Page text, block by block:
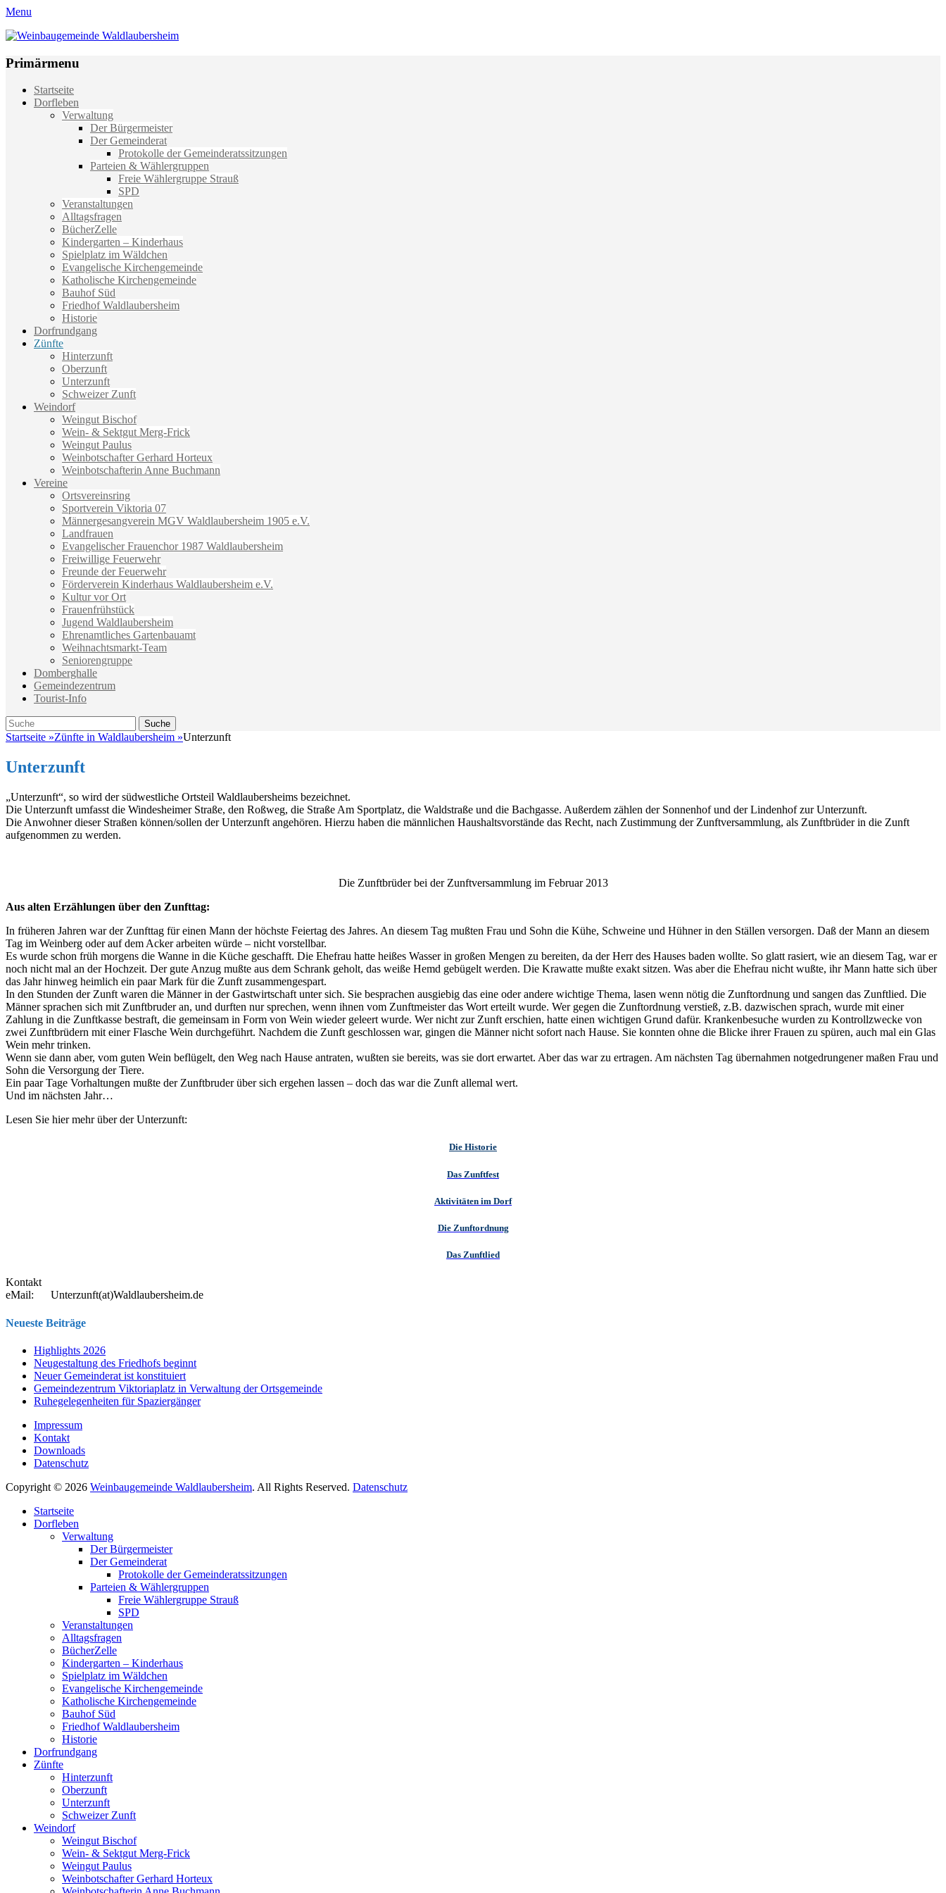
Menu
Weinbaugemeinde Waldlaubersheim
Primärmenu
Weiter
zum
Startseite
Dorfleben
Verwaltung
Der Bürgermeister
Der Gemeinderat
Protokolle der Gemeinderatssitzungen
Parteien & Wählergruppen
Freie Wählergruppe Strauß
SPD
Veranstaltungen
Alltagsfragen
BücherZelle
Kindergarten – Kinderhaus
Spielplatz im Wäldchen
Evangelische Kirchengemeinde
Katholische Kirchengemeinde
Bauhof Süd
Friedhof Waldlaubersheim
Historie
Dorfrundgang
Zünfte
Hinterzunft
Oberzunft
Unterzunft
Schweizer Zunft
Weindorf
Weingut Bischof
Wein- & Sektgut Merg-Frick
Weingut Paulus
Weinbotschafter Gerhard Horteux
Weinbotschafterin Anne Buchmann
Vereine
Ortsvereinsring
Sportverein Viktoria 07
Männergesangverein MGV Waldlaubersheim 1905 e.V.
Landfrauen
Evangelischer Frauenchor 1987 Waldlaubersheim
Freiwillige Feuerwehr
Freunde der Feuerwehr
Förderverein Kinderhaus Waldlaubersheim e.V.
Kultur vor Ort
Frauenfrühstück
Jugend Waldlaubersheim
Ehrenamtliches Gartenbauamt
Weihnachtsmarkt-Team
Seniorengruppe
Domberghalle
Gemeindezentrum
Tourist-Info
Suche
Suche
nach:
Startseite »Zünfte in Waldlaubersheim »Unterzunft
Unterzunft
„Unterzunft“, so wird der südwestliche Ortsteil Waldlaubersheims bezeichnet.
Die Unterzunft umfasst die Windesheimer Straße, den Roßweg, die Straße Am Sportplatz, die Waldstraße und die Bachgasse. Außerdem zählen der Sonnenhof und der Lindenhof zur Unterzunft.
Die Anwohner dieser Straßen können/sollen der Unterzunft angehören. Hierzu haben die männlichen Haushaltsvorstände das Recht, nach Zustimmung der Zunftversammlung, als Zunftbrüder in die Zunft
aufgenommen zu werden.
Die Zunftbrüder bei der Zunftversammlung im Februar 2013
Aus alten Erzählungen über den Zunfttag:
In früheren Jahren war der Zunfttag für einen Mann der höchste Feiertag des Jahres. An diesem Tag mußten Frau und Sohn die Kühe, Schweine und Hühner in den Ställen versorgen. Daß der Mann an diesem
Tag im Weinberg oder auf dem Acker arbeiten würde – nicht vorstellbar.
Es wurde schon früh morgens die Wanne in die Küche geschafft. Die Ehefrau hatte heißes Wasser in großen Mengen zu bereiten, da der Herr des Hauses baden wollte. So glatt rasiert, wie an diesem Tag, war er
noch nicht mal an der Hochzeit. Der gute Anzug mußte aus dem Schrank geholt, das weiße Hemd gebügelt werden. Die Krawatte mußte exakt sitzen. Was aber die Ehefrau nicht wußte, ihr Mann hatte sich über
das Jahr hinweg heimlich ein paar Mark für die Zunft zusammengespart.
In den Stunden der Zunft waren die Männer in der Gastwirtschaft unter sich. Sie besprachen ausgiebig das eine oder andere wichtige Thema, lasen wenn nötig die Zunftordnung und sangen das Zunftlied. Die
Männer sprachen sich mit Zunftbruder an, und durften nur sprechen, wenn ihnen vom Zunftmeister das Wort erteilt wurde. Wer gegen die Zunftordnung verstieß, z.B. dazwischen sprach, wurde mit einer
Zahlung in die Zunftkasse bestraft, die gemeinsam in Form von Wein wieder geleert wurde. Wer nicht zur Zunft erschien, hatte einen wichtigen Grund dafür. Krankenbesuche wurden zu Kontrollzwecke von
zwei Zunftbrüdern mit einer Flasche Wein durchgeführt. Nachdem die Zunft geschlossen war, gingen die Männer nicht sofort nach Hause. Sie konnten ohne die Blicke ihrer Frauen zu spüren, auch mal ein Glas
Wein mehr trinken.
Wenn sie dann aber, vom guten Wein beflügelt, den Weg nach Hause antraten, wußten sie bereits, was sie dort erwartet. Aber das war zu ertragen. Am nächsten Tag übernahmen notgedrungener maßen Frau und
Sohn die Versorgung der Tiere.
Ein paar Tage Vorhaltungen mußte der Zunftbruder über sich ergehen lassen – doch das war die Zunft allemal wert.
Und im nächsten Jahr…
Lesen Sie hier mehr über der Unterzunft:
Die Historie
Das Zunftfest
Aktivitäten im Dorf
Die Zunftordnung
Das Zunftlied
Kontakt
eMail: Unterzunft(at)Waldlaubersheim.de
Neueste Beiträge
Highlights 2026
Neugestaltung des Friedhofs beginnt
Neuer Gemeinderat ist konstituiert
Gemeindezentrum Viktoriaplatz in Verwaltung der Ortsgemeinde
Ruhegelegenheiten für Spaziergänger
Impressum
Kontakt
Downloads
Datenschutz
Copyright © 2026 Weinbaugemeinde Waldlaubersheim. All Rights Reserved. Datenschutz
oben
scrollen
Startseite
Dorfleben
Verwaltung
Der Bürgermeister
Der Gemeinderat
Protokolle der Gemeinderatssitzungen
Parteien & Wählergruppen
Freie Wählergruppe Strauß
SPD
Veranstaltungen
Alltagsfragen
BücherZelle
Kindergarten – Kinderhaus
Spielplatz im Wäldchen
Evangelische Kirchengemeinde
Katholische Kirchengemeinde
Bauhof Süd
Friedhof Waldlaubersheim
Historie
Dorfrundgang
Zünfte
Hinterzunft
Oberzunft
Unterzunft
Schweizer Zunft
Weindorf
Weingut Bischof
Wein- & Sektgut Merg-Frick
Weingut Paulus
Weinbotschafter Gerhard Horteux